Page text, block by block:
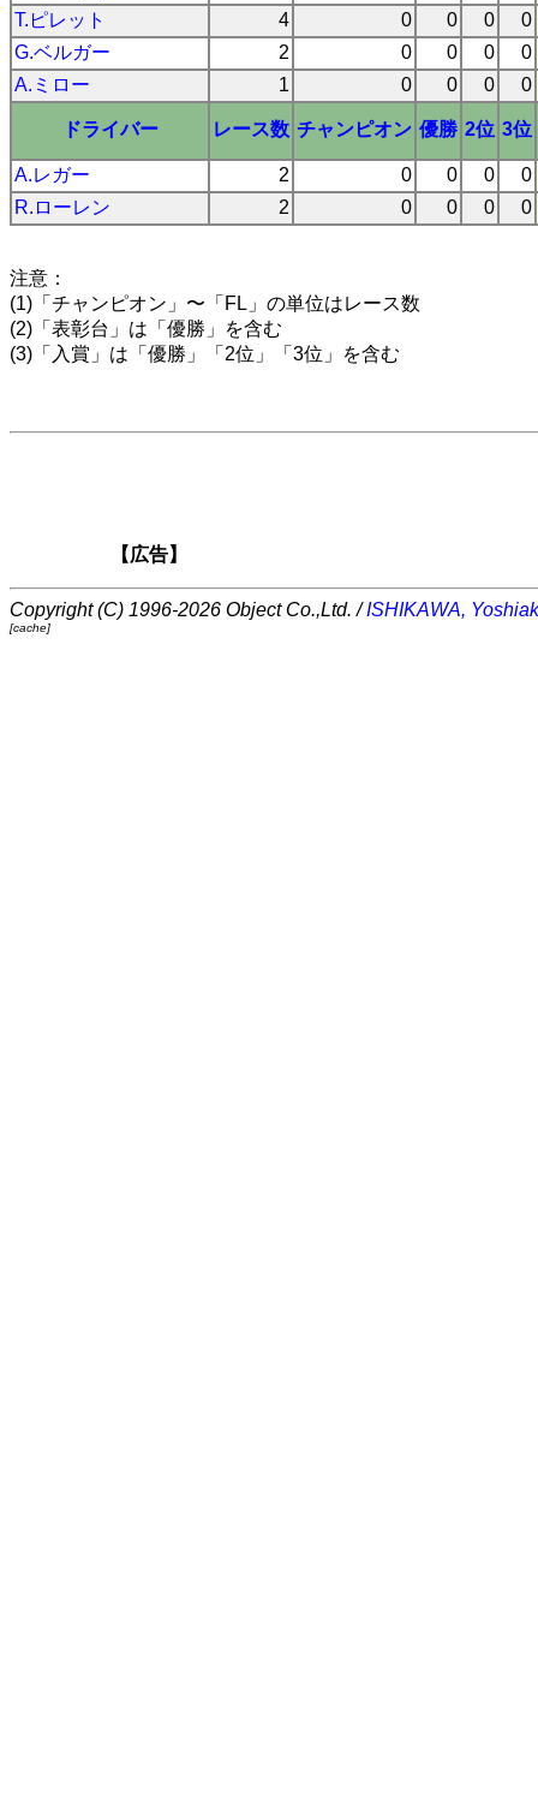
T.ピレット
4 0 0 0
0
G.ベルガー
2 0 0 0
0
A.ミロー
1 0 0 0 0
ドライバー レース数 チャンピオン 優勝 2位 3位
A.レガー 2 0 0 0
0
R.ローレン
2 0 0 0 0
注意：
(1)「チャンピオン」〜「FL」の単位はレース数
(2)「表彰台」は「優勝」を含む
(3)「入賞」は「優勝」「2位」「3位」を含む
【広告】
Copyright (C) 1996-2026 Object Co.,Ltd. /ISHIKAWA,
[cache]